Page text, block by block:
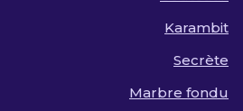
Karambit
Secrète
Marbre fondu